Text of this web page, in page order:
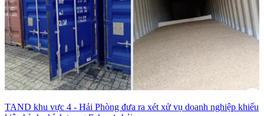
TAND khu vực 4 - Hải Phòng đưa ra xét xử vụ doanh nghiệp khiếu